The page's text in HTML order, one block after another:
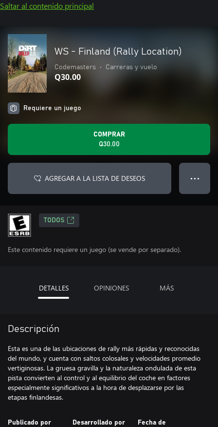
Saltar al contenido principal
WS - Finland (Rally Location)
Codemasters • Carreras y vuelo
Q30.00
Requiere un juego
COMPRAR
Q30.00
AGREGAR A LA LISTA DE DESEOS ● ● ●
TODOS
Este contenido requiere un juego (se vende por separado).
DETALLES OPINIONES MÁS
Descripción
Esta es una de las ubicaciones de rally más rápidas y reconocidas
del mundo, y cuenta con saltos colosales y velocidades promedio
vertiginosas. La gruesa gravilla y la naturaleza ondulada de esta
pista convierten al control y al equilibrio del coche en factores
especialmente significativos a la hora de desplazarse por las
Publicado por Desarrollado por
Fecha de